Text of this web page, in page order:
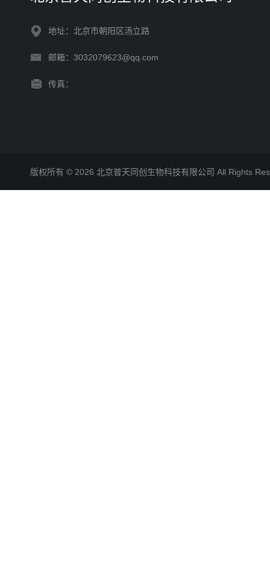
地址：北京市朝阳区汤立路
邮箱：3032079623@qq.com
传真：
版权所有 © 2026 北京普天同创生物科技有限公司 All Rights